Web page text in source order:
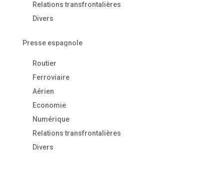
Relations transfrontalières
Divers
Presse espagnole
Routier
Ferroviaire
Aérien
Economie
Numérique
Relations transfrontalières
Divers